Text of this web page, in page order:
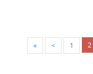
« < 1 2